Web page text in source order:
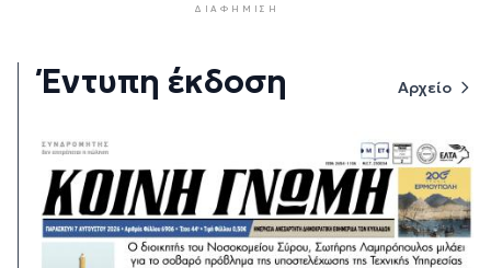
ΔΙΑΦΉΜΙΣΗ
Έντυπη έκδοση Αρχείο